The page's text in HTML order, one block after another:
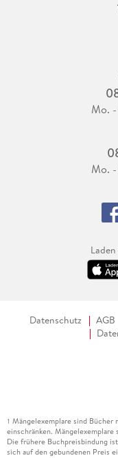
Mo.
Mo.
Datenschutz AGB
1 Mängelexemplare sind Bücher
einschränken.
Die frühere Buchpreisbindung
sich auf den gebundenen Preis